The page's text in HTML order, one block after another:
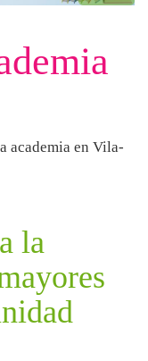
academia en Vila-
la